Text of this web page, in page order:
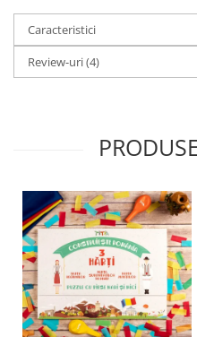
Caracteristici
Review-uri(4)